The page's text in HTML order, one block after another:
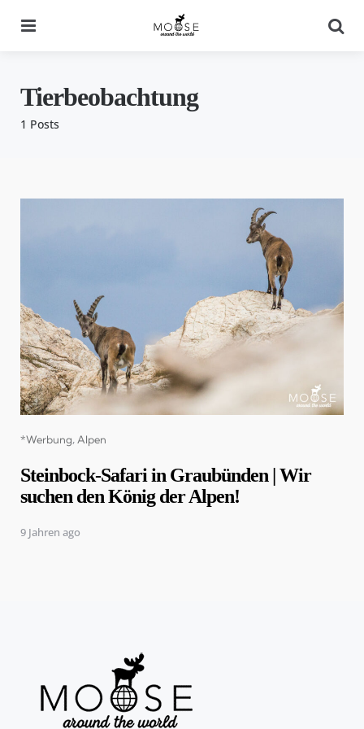
1 Posts
Tierbeobachtung
Categories
*Werbung Alpen
Steinbock-Safari in Graubünden | Wir
suchen den König der Alpen!
9 Jahren ago